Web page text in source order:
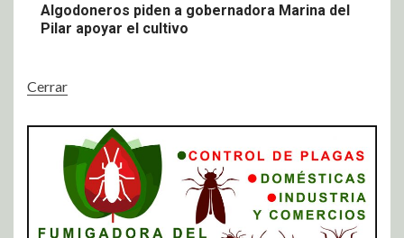
Algodoneros piden a gobernadora Marina del
Pilar apoyar el cultivo
Cerrar